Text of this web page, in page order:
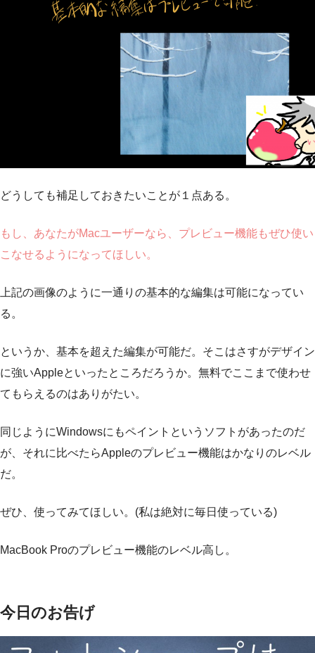
どうしても補足しておきたいことが１点ある。
もし、あなたがMacユーザーなら、プレビュー機能もぜひ使い
こなせるようになってほしい。
上記の画像のように一通りの基本的な編集は可能になってい
る。
というか、基本を超えた編集が可能だ。そこはさすがデザイン
に強いAppleといったところだろうか。無料でここまで使わせ
てもらえるのはありがたい。
同じようにWindowsにもペイントというソフトがあったのだ
が、それに比べたらAppleのプレビュー機能はかなりのレベル
だ。
ぜひ、使ってみてほしい。(私は絶対に毎日使っている)
MacBook Proのプレビュー機能のレベル高し。
今日のお告げ